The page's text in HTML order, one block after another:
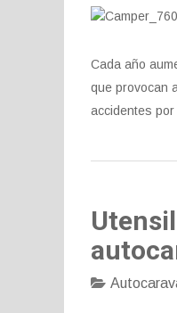
Cada año
que provocan
accidentes